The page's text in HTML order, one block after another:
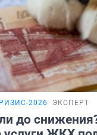
2026 ЭКСПЕРТ
до